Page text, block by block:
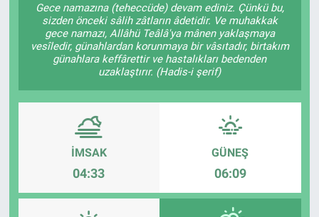
Gece namazına (teheccüde) devam ediniz. Çünkü bu,
sizden önceki sâlih zâtların âdetidir. Ve muhakkak
gece namazı, Allâhü Teâlâ'ya mânen yaklaşmaya
vesîledir, günahlardan korunmaya bir vâsıtadır, birtakım
günahlara keffârettir ve hastalıkları bedenden
uzaklaştırır. (Hadis-i şerif)
İMSAK
04:33
GÜNEŞ
06:09